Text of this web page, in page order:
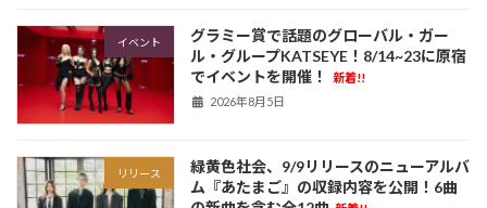
イベント
グラミー賞で話題のグローバル・ガー
ル・グループKATSEYE！8/14~23に原宿
でイベントを開催！
新着!!
2026年8月5日
リリース
緑黄色社会、9/9リリースのニューアルバ
ム『あたまご』の収録内容を公開！6曲